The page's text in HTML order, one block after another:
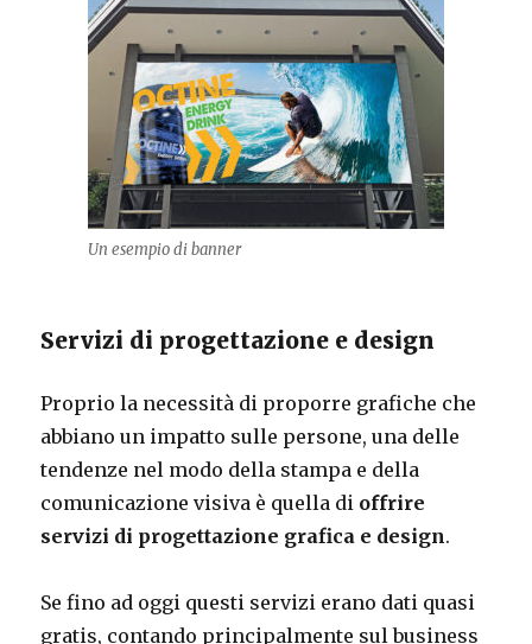
Un esempio di banner
Servizi di progettazione e design
Proprio la necessità di proporre grafiche che
abbiano un impatto sulle persone, una delle
tendenze nel modo della stampa e della
comunicazione visiva è quella di offrire
servizi di progettazione grafica e design.
Se fino ad oggi questi servizi erano dati quasi
gratis, contando principalmente sul business